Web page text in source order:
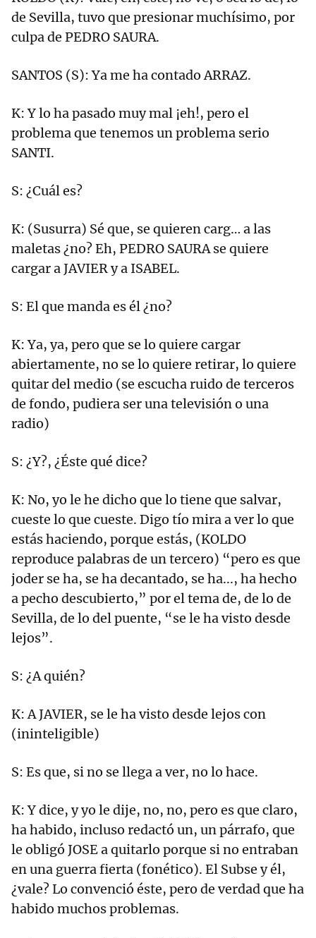
de Sevilla, tuvo que presionar muchísimo, por
culpa de PEDRO SAURA.
SANTOS (S): Ya me ha contado ARRAZ.
K: Y lo ha pasado muy mal ¡eh!, pero el
problema que tenemos un problema serio
SANTI.
S: ¿Cuál es?
K: (Susurra) Sé que, se quieren carg… a las
maletas ¿no? Eh, PEDRO SAURA se quiere
cargar a JAVIER y a ISABEL.
S: El que manda es él ¿no?
K: Ya, ya, pero que se lo quiere cargar
abiertamente, no se lo quiere retirar, lo quiere
quitar del medio (se escucha ruido de terceros
de fondo, pudiera ser una televisión o una
radio)
S: ¿Y?, ¿Éste qué dice?
K: No, yo le he dicho que lo tiene que salvar,
cueste lo que cueste. Digo tío mira a ver lo que
estás haciendo, porque estás, (KOLDO
reproduce palabras de un tercero) “pero es que
joder se ha, se ha decantado, se ha..., ha hecho
a pecho descubierto,” por el tema de, de lo de
Sevilla, de lo del puente, “se le ha visto desde
lejos”.
S: ¿A quién?
K: A JAVIER, se le ha visto desde lejos con
(ininteligible)
S: Es que, si no se llega a ver, no lo hace.
K: Y dice, y yo le dije, no, no, pero es que claro,
ha habido, incluso redactó un, un párrafo, que
le obligó JOSE a quitarlo porque si no entraban
en una guerra fierta (fonético). El Subse y él,
¿vale? Lo convenció éste, pero de verdad que ha
habido muchos problemas.